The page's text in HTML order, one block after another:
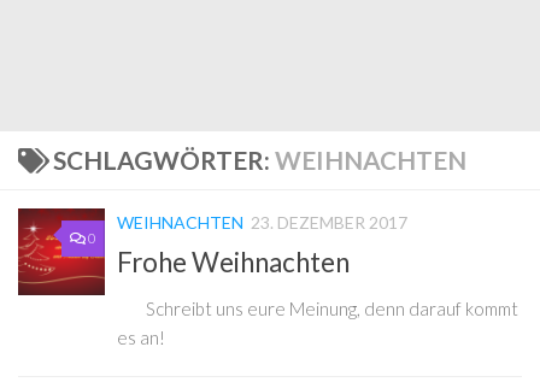
SCHLAGWÖRTER: WEIHNACHTEN
0
WEIHNACHTEN 23. DEZEMBER 2017
Frohe Weihnachten
Schreibt uns eure Meinung, denn darauf kommt
es an!